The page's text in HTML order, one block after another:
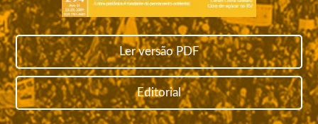
Ler versão PDF
Editorial